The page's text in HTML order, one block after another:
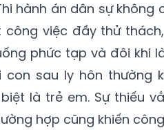
hành án dân sự
công việc đầy thử
phức tạp và đôi khi
con sau ly hôn thường
là trẻ em. Sự thiếu
hợp cũng khiến